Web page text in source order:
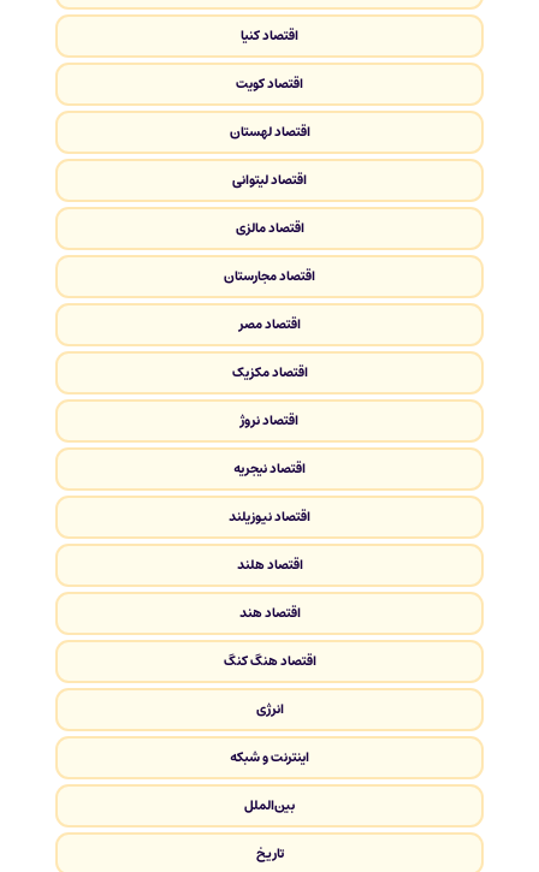
اقتصاد کنیا
اقتصاد کویت
اقتصاد لهستان
اقتصاد لیتوانی
اقتصاد مالزی
اقتصاد مجارستان
اقتصاد مصر
اقتصاد مکزیک
اقتصاد نروژ
اقتصاد نیجریه
اقتصاد نیوزیلند
اقتصاد هلند
اقتصاد هند
اقتصاد هنگ کنگ
انرژی
اینترنت و شبکه
بین‌الملل
تاریخ